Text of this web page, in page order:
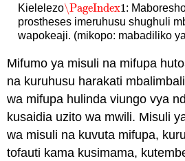
Kielelezo\PageIndex1
\PageIndex1:
prostheses imeruhusu shughuli
wapokeaji. (mikopo: mabadiliko
Mifumo ya misuli na mifupa
na kuruhusu harakati
wa mifupa hulinda viungo vya
kusaidia uzito wa mwili. Misuli
wa misuli na kuvuta mifupa,
tofauti kama kusimama,